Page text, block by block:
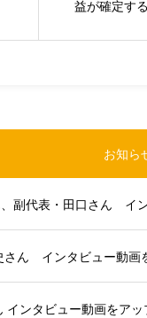
益が確定す
お知ら
ん インタビュー動画
ンタビュー動画をアッ